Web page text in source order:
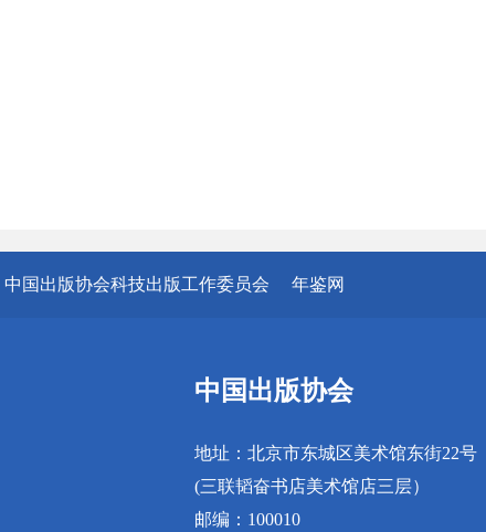
中国出版协会科技出版工作委员会 年鉴网
中国出版协会
地址：北京市东城区美术馆东街22号
(三联韬奋书店美术馆店三层）
邮编：100010